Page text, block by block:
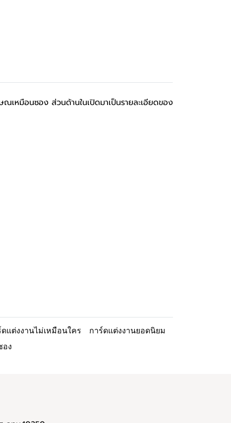
เหมือนซอง ส่วนด้านในเปิดมาเป็นรายละเอียดของ
ดแต่งงานไม่เหมือนใคร
การ์ดแต่งงานยอดนิยม
อง